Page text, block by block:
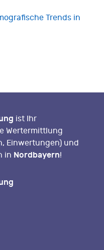
Trends in
ist Ihr
Wertermittlung
Einwertungen) und
in Nordbayern!